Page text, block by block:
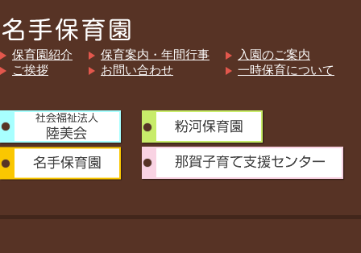
保育園紹介
ご挨拶
保育案内・年間行事
お問い合わせ
入園のご案内
一時保育について